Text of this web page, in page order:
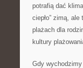
potrafią dać
ciepło” zimą,
plażach dla
kultury
Gdy